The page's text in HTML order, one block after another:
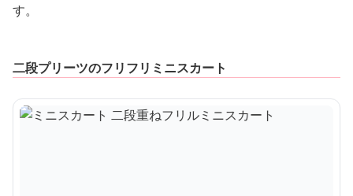
す。
二段プリーツのフリフリミニスカート